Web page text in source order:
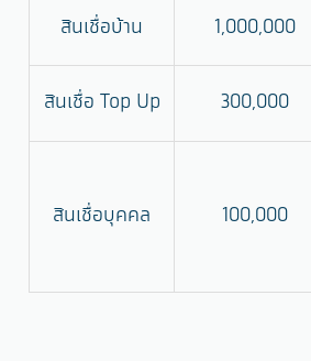
สินเชื่อบ้าน 1,000,000
สินเชื่อ Top Up 300,000
สินเชื่อบุคคล 100,000